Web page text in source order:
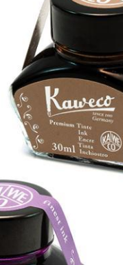
CONWAY STEWART
CROSS
DE ATRAMENTIS
DELTA
DIAMINE
EDELBERG
FERRIS WHEEL PRESS
FRANKLIN-CHRISTOPH
GRAF VON FABER-CASTELL